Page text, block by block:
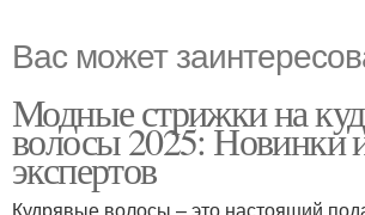
Вас может
Модные стрижки на
волосы 2025: Новинки
экспертов
Кудрявые волосы – это настоящий